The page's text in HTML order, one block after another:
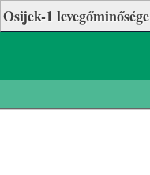
Osijek-1 levegőminősége